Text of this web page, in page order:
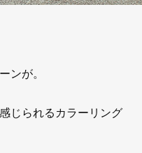
ンが。
じられるカラーリング